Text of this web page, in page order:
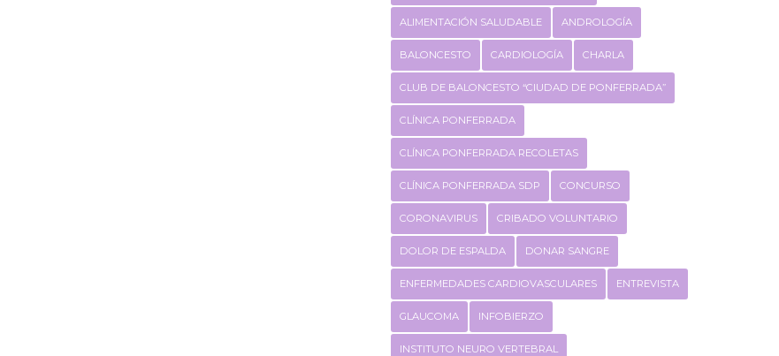
ALIMENTACIÓN SALUDABLE ANDROLOGÍA
BALONCESTO CARDIOLOGÍA CHARLA
CLUB DE BALONCESTO “CIUDAD DE PONFERRADA”
CLÍNICA PONFERRADA
CLÍNICA PONFERRADA RECOLETAS
CLÍNICA PONFERRADA SDP CONCURSO
CORONAVIRUS CRIBADO VOLUNTARIO
DOLOR DE ESPALDA DONAR SANGRE
ENFERMEDADES CARDIOVASCULARES ENTREVISTA
GLAUCOMA INFOBIERZO
INSTITUTO NEURO VERTEBRAL